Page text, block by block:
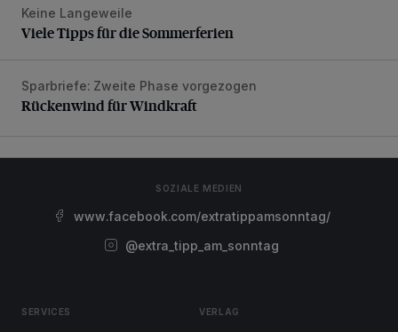
Viele Tipps für die Sommerferien
Keine Langeweile
Viele Tipps für die Sommerferien
Rückenwind für Windkraft
Sparbriefe: Zweite Phase vorgezogen
Rückenwind für Windkraft
SOZIALE MEDIEN
www.facebook.com/extratippamsonntag/
@extra_tipp_am_sonntag
SERVICES VERLAG